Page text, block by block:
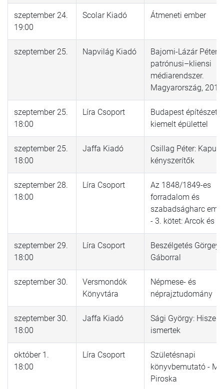
szeptember 24.
19:00
Scolar Kiadó Átmeneti ember
szeptember 25. Napvilág Kiadó
Bajomi-Lázár Péter:
patrónusi–kliensi
médiarendszer.
Magyarország,
szeptember 25.
18:00
Líra Csoport
Budapest építészete
kiemelt épülettel
szeptember 25.
18:00
Jaffa Kiadó
Csillag Péter:
kényszerítők
szeptember 28.
18:00
Líra Csoport
Az 1848/1849-es
forradalom és
szabadságharc
- 3. kötet: Arcok és
szeptember 29.
18:00
Líra Csoport
Beszélgetés Görgey
Gáborral
szeptember 30.
Versmondók
Könyvtára
Népmese- és
néprajztudomány
szeptember 30.
18:00
Jaffa Kiadó
Sági György: Hiszen
ismertek
október 1.
18:00
Líra Csoport
Születésnapi
könyvbemutató -
Piroska